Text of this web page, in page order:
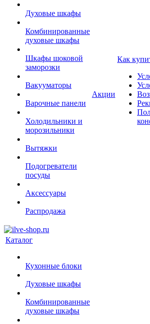
Духовые шкафы
Комбинированные
духовые шкафы
Шкафы шоковой
заморозки
Вакууматоры
Варочные панели
Холодильники и
морозильники
Вытяжки
Подогреватели
посуды
Аксессуары
Распродажа
Акции
Как
Каталог
Кухонные блоки
Духовые шкафы
Комбинированные
духовые шкафы